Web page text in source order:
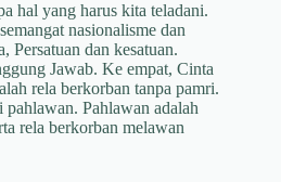
hal yang harus kita teladani.
nasionalisme dan
Persatuan dan kesatuan.
Jawab. Ke empat, Cinta
rela berkorban tanpa pamri.
Pahlawan adalah
rela berkorban melawan